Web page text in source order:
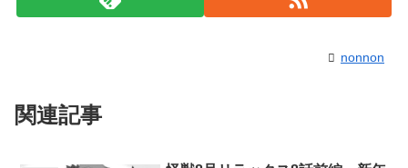
nonnon
関連記事